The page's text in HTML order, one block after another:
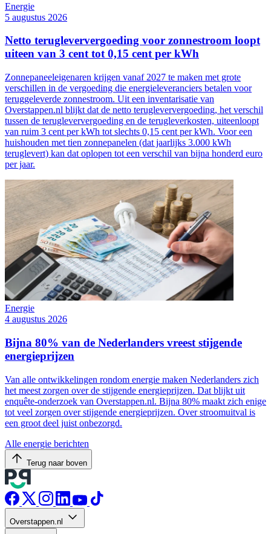
Energie
5 augustus 2026
Netto terugleververgoeding voor zonnestroom loopt
uiteen van 3 cent tot 0,15 cent per kWh
Zonnepaneeleigenaren krijgen vanaf 2027 te maken met grote
verschillen in de vergoeding die energieleveranciers betalen voor
teruggeleverde zonnestroom. Uit een inventarisatie van
Overstappen.nl blijkt dat de netto terugleververgoeding, het verschil
tussen de terugleververgoeding en de terugleverkosten, uiteenloopt
van ruim 3 cent per kWh tot slechts 0,15 cent per kWh. Voor een
huishouden met tien zonnepanelen (dat jaarlijks 3.000 kWh
teruglevert) kan dat oplopen tot een verschil van bijna honderd euro
per jaar.
Energie
4 augustus 2026
Bijna 80% van de Nederlanders vreest stijgende
energieprijzen
Van alle ontwikkelingen rondom energie maken Nederlanders zich
het meest zorgen over de stijgende energieprijzen. Dat blijkt uit
enquête-onderzoek van Overstappen.nl. Bijna 80% maakt zich enige
tot veel zorgen over stijgende energieprijzen. Over stroomuitval is
een groot deel juist onbezorgd.
Alle energie berichten
Terug naar boven
Overstappen.nl